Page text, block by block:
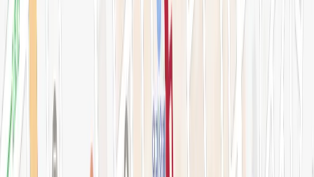
아비쥬 의원
간이예약창
강남점 본관